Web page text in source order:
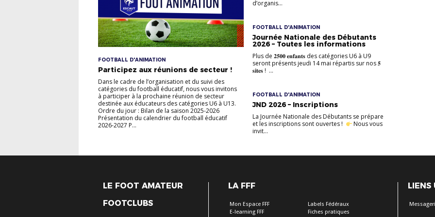
FOOTBALL D'ANIMATION
Participez aux réunions de secteur !
Dans le cadre de l’organisation et du suivi des
catégories du football éducatif, nous vous invitons
à participer à la prochaine réunion de secteur
destinée aux éducateurs des catégories U6 à U13.
Ordre du jour : Bilan de la saison 2025-2026
Présentation du calendrier du football éducatif
2026-2027 P...
d’organis...
FOOTBALL D'ANIMATION
Journée Nationale des Débutants
2026 – Toutes les informations
Plus de 𝟐𝟓𝟎𝟎 𝐞𝐧𝐟𝐚𝐧𝐭𝐬 des catégories U6 à U9
seront présents jeudi 14 mai répartis sur nos 𝟓
𝐬𝐢𝐭𝐞𝐬 ! ...
FOOTBALL D'ANIMATION
JND 2026 – Inscriptions
La Journée Nationale des Débutants se prépare
et les inscriptions sont ouvertes !
Nous vous
invit...
LE FOOT AMATEUR
FOOTCLUBS
LA FFF
Mon Espace FFF
E-learning FFF
Labels Fédéraux
Fiches pratiques
LIENS